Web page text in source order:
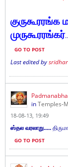
முருகூரரங்கர்
GO TO POST
Last edited by
inTemples-
18-08-13, 19:49
ஸ்தல வரலாறு.....
GO TO POST